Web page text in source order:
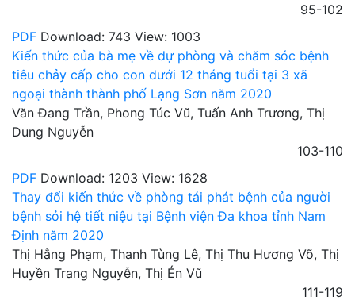
95-102
PDF Download: 743 View: 1003
Kiến thức của bà mẹ về dự phòng và chăm sóc bệnh
tiêu chảy cấp cho con dưới 12 tháng tuổi tại 3 xã
ngoại thành thành phố Lạng Sơn năm 2020
Văn Đang Trần, Phong Túc Vũ, Tuấn Anh Trương, Thị
Dung Nguyễn
103-110
PDF Download: 1203 View: 1628
Thay đổi kiến thức về phòng tái phát bệnh của người
bệnh sỏi hệ tiết niệu tại Bệnh viện Đa khoa tỉnh Nam
Định năm 2020
Thị Hằng Phạm, Thanh Tùng Lê, Thị Thu Hương Võ, Thị
Huyền Trang Nguyễn, Thị Én Vũ
111-119